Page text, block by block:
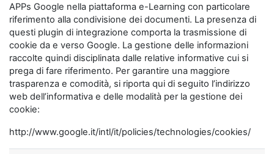
APPs Google nella piattaforma e-Learning con particolare
riferimento alla condivisione dei documenti. La presenza di
questi plugin di integrazione comporta la trasmissione di
cookie da e verso Google. La gestione delle informazioni
raccolte quindi disciplinata dalle relative informative cui si
prega di fare riferimento. Per garantire una maggiore
trasparenza e comodità, si riporta qui di seguito l’indirizzo
web dell’informativa e delle modalità per la gestione dei
cookie:
http://www.google.it/intl/it/policies/technologies/cookies/